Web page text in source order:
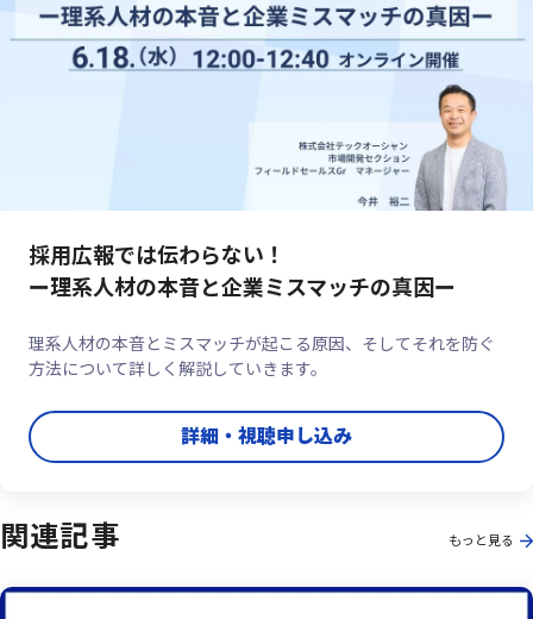
採用広報では伝わらない！
ー理系人材の本音と企業ミスマッチの真因ー
理系人材の本音とミスマッチが起こる原因、そしてそれを防ぐ
方法について詳しく解説していきます。
詳細・視聴申し込み
関連記事 もっと見る